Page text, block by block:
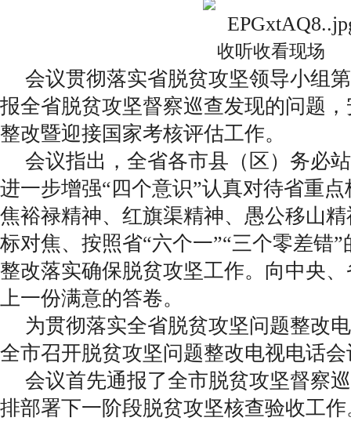
收听收看现场
会议贯彻落实省脱贫攻坚领导小组
报全省脱贫攻坚督察巡查发现的问题
整改暨迎接国家考核评估工作。
会议指出，全省各市县（区）务必
进一步增强“四个意识”认真对待省重
焦裕禄精神、红旗渠精神、愚公移山
标对焦、按照省“六个一”“三个零差错
整改落实确保脱贫攻坚工作。向中央
上一份满意的答卷。
为贯彻落实全省脱贫攻坚问题整改
全市召开脱贫攻坚问题整改电视电话
会议首先通报了全市脱贫攻坚督察
排部署下一阶段脱贫攻坚核查验收工作